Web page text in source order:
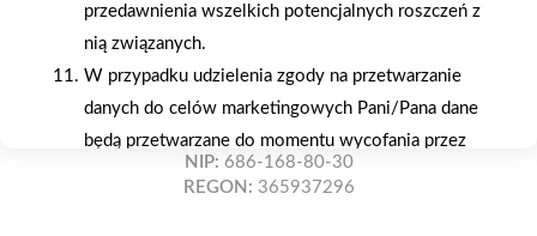
ul. Kościuszki 23, 36-200 Brzozów
Telefon:13 43 440 20
E-mail:mrowka.brzozow@eleo.com.pl
NIP: 686-168-80-30
REGON: 365937296
przedawnienia wszelkich potencjalnych roszczeń z
nią związanych.
W przypadku udzielenia zgody na przetwarzanie
danych do celów marketingowych Pani/Pana dane
będą przetwarzane do momentu wycofania przez
Panią/Pana zgody na przetwarzanie Pani/Pana